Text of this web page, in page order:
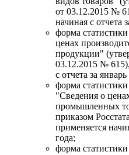
от 03.12.2015 №
начиная с отчета
форма
ценах
продукции"
03.12.2015 №
с отчета за
форма
"Сведения о
промышленных
приказом
применяется
года;
форма